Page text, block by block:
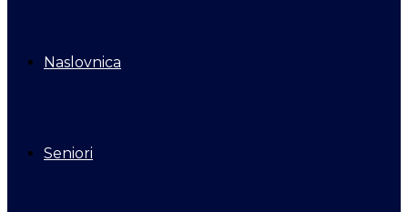
Naslovnica
Seniori